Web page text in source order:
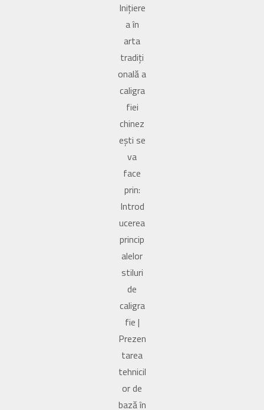
Inițiere
a în
arta
tradiți
onală a
caligra
fiei
chinez
ești se
va
face
prin:
Introd
ucerea
princip
alelor
stiluri
de
caligra
fie |
Prezen
tarea
tehnicil
or de
bază în